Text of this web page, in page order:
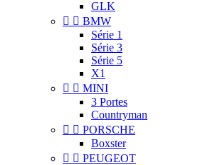
GLK
  BMW
Série 1
Série 3
Série 5
X1
  MINI
3 Portes
Countryman
  PORSCHE
Boxster
  PEUGEOT